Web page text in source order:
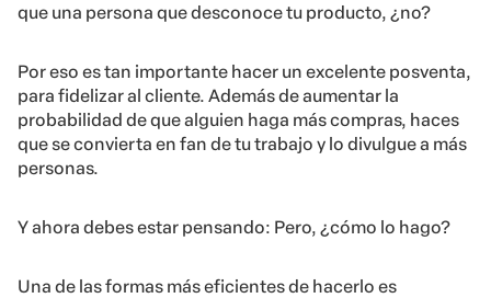
que una persona que desconoce tu producto, ¿no?
Por eso es tan importante hacer un excelente posventa,
para fidelizar al cliente. Además de aumentar la
probabilidad de que alguien haga más compras, haces
que se convierta en fan de tu trabajo y lo divulgue a más
personas.
Y ahora debes estar pensando: Pero, ¿cómo lo hago?
Una de las formas más eficientes de hacerlo es